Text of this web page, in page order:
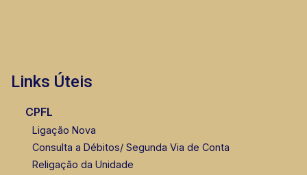
Links Úteis
CPFL
Ligação Nova
Consulta a Débitos/ Segunda Via de Conta
Religação da Unidade